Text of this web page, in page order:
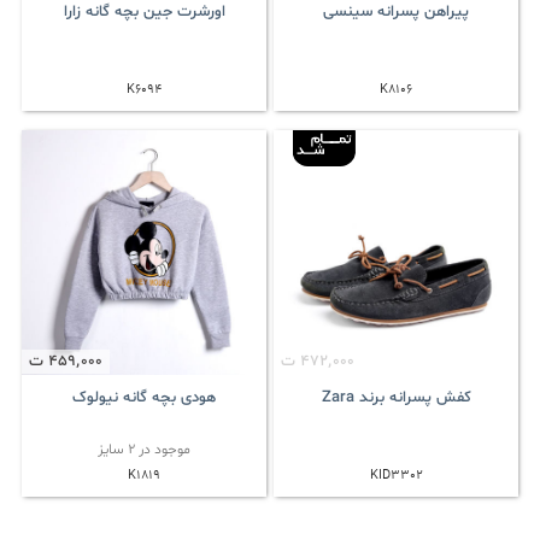
پیراهن پسرانه سینسی
K8106
اورشرت جین بچه گانه زارا
K6094
472٬000 ت
کفش پسرانه برند Zara
KID3302
459٬000 ت
هودی بچه گانه نیولوک
موجود در 2 سایز
K1819